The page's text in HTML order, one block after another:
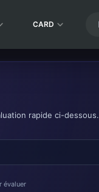
CARD
rapide ci-dessous.
évaluer